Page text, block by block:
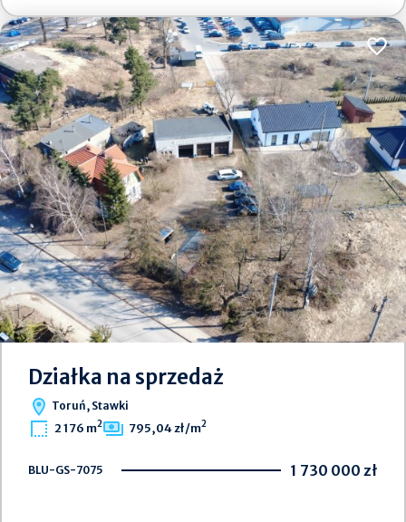
Działka na sprzedaż
Toruń, Stawki
2 176 m2 795,04 zł/m2
BLU-GS-7075 1 730 000 zł